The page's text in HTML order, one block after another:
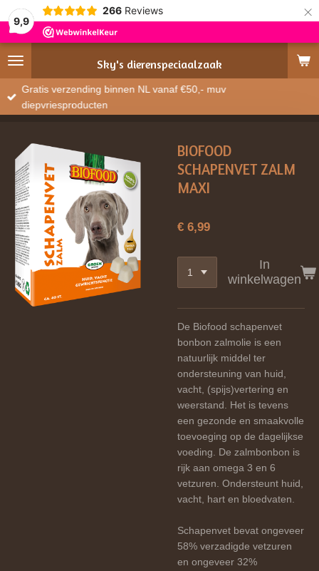
9,9
266 Reviews ×
Sky's dierenspeciaalzaak
Gratis verzending binnen NL vanaf €50,- muv
diepvriesproducten
BIOFOOD
SCHAPENVET ZALM
MAXI
€ 6,99
In
winkelwagen
De Biofood schapenvet
bonbon zalmolie is een
natuurlijk middel ter
ondersteuning van huid,
vacht, (spijs)vertering en
weerstand. Het is tevens
een gezonde en smaakvolle
toevoeging op de dagelijkse
voeding. De zalmbonbon is
rijk aan omega 3 en 6
vetzuren. Ondersteunt huid,
vacht, hart en bloedvaten.
Schapenvet bevat ongeveer
58% verzadigde vetzuren
en ongeveer 32%